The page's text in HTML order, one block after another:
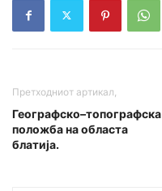
Претходниот артикал,
Географско–топографска
положба на областа
блатија.